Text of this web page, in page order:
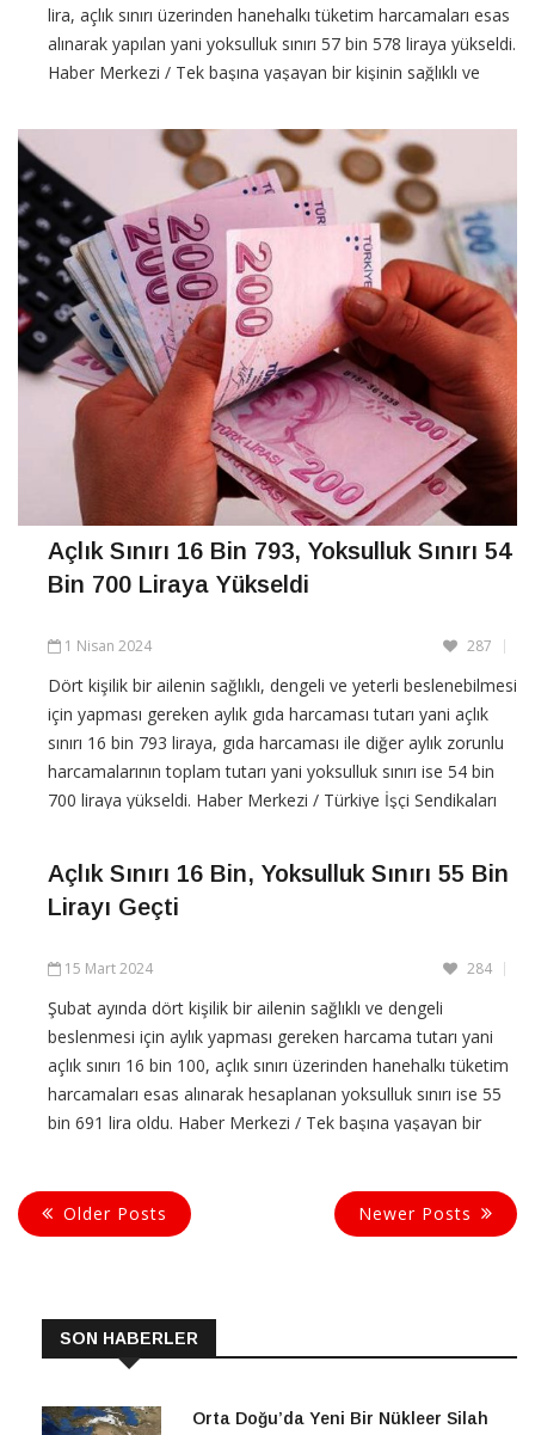
lira, açlık sınırı üzerinden hanehalkı tüketim harcamaları esas
alınarak yapılan yani yoksulluk sınırı 57 bin 578 liraya yükseldi.
Haber Merkezi / Tek başına yaşayan bir kişinin sağlıklı ve
CONTINUE READING
Açlık Sınırı 16 Bin 793, Yoksulluk Sınırı 54
Bin 700 Liraya Yükseldi
1 Nisan 2024 287
Dört kişilik bir ailenin sağlıklı, dengeli ve yeterli beslenebilmesi
için yapması gereken aylık gıda harcaması tutarı yani açlık
sınırı 16 bin 793 liraya, gıda harcaması ile diğer aylık zorunlu
harcamalarının toplam tutarı yani yoksulluk sınırı ise 54 bin
700 liraya yükseldi. Haber Merkezi / Türkiye İşçi Sendikaları
CONTINUE READING
Açlık Sınırı 16 Bin, Yoksulluk Sınırı 55 Bin
Lirayı Geçti
15 Mart 2024 284
Şubat ayında dört kişilik bir ailenin sağlıklı ve dengeli
beslenmesi için aylık yapması gereken harcama tutarı yani
açlık sınırı 16 bin 100, açlık sınırı üzerinden hanehalkı tüketim
harcamaları esas alınarak hesaplanan yoksulluk sınırı ise 55
bin 691 lira oldu. Haber Merkezi / Tek başına yaşayan bir
CONTINUE READING
Older Posts Newer Posts
SON HABERLER
Orta Doğu’da Yeni Bir Nükleer Silah